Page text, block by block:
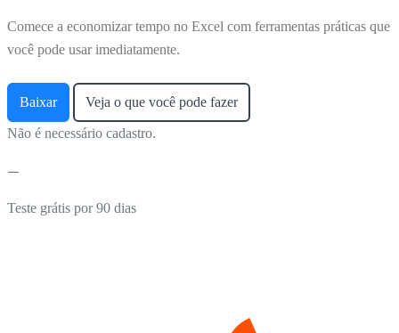
Comece a economizar tempo no Excel com ferramentas práticas que
você pode usar imediatamente.
Baixar Veja o que você pode fazer
Não é necessário cadastro.
Teste grátis por 90 dias